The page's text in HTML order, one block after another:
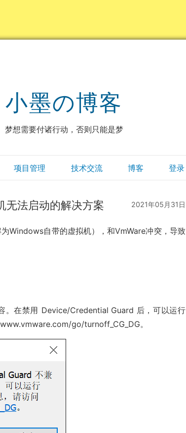
小墨の博客
梦想需要付诸行动，否则只能是梦
项目管理 技术交流 博客 登录
2021年05月31日
法启动的解决方案
Windows自带的虚拟机），和VmWare冲突，导致
在禁用 Device/Credential Guard 后，可以运行
go/turnoff_CG_DG。